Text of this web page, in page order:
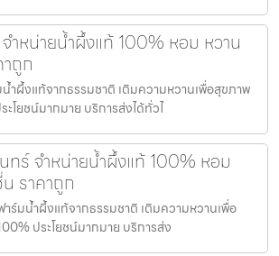
ำหน่ายน้ำผึ้งแท้ 100% หอม หวาน
ถูก
ำผึ้งแท้จากธรรมชาติ เติมความหวานเพื่อสุขภาพ
โยชน์มากมาย บริการส่งได้ทั่วไ
ทร์ จำหน่ายน้ำผึ้งแท้ 100% หอม
ราคาถูก
ร์มน้ำผึ้งแท้จากธรรมชาติ เติมความหวานเพื่อ
ประโยชน์มากมาย บริการส่ง